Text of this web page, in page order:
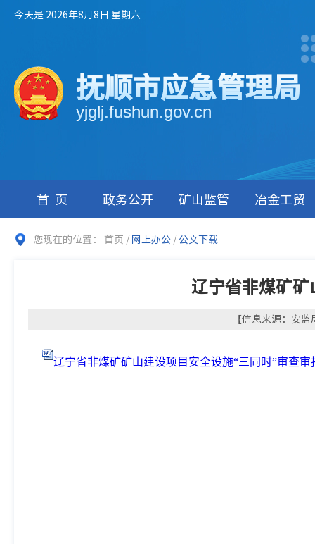
今天是 2026年8月8日 星期六
抚顺市应急管理局
yjglj.fushun.gov.cn
首页 政务公开 矿山监管 冶金工贸
您现在的位置： 首页 / 网上办公 / 公文下载
辽宁省非煤矿
【信息来源：安
辽宁省非煤矿矿山建设项目安全设施“三同时”审查审